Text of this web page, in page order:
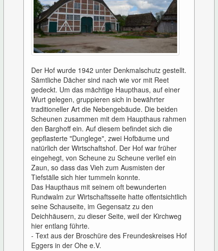
Der Hof wurde 1942 unter Denkmalschutz gestellt.
Sämtliche Dächer sind nach wie vor mit Reet
gedeckt. Um das mächtige Haupthaus, auf einer
Wurt gelegen, gruppieren sich in bewährter
traditioneller Art die Nebengebäude. Die beiden
Scheunen zusammen mit dem Haupthaus rahmen
den Barghoff ein. Auf diesem befindet sich die
gepflasterte "Dunglege", zwei Hofbäume und
natürlich der Wirtschaftshof. Der Hof war früher
eingehegt, von Scheune zu Scheune verlief ein
Zaun, so dass das Vieh zum Ausmisten der
Tiefställe sich hier tummeln konnte.
Das Haupthaus mit seinem oft bewunderten
Rundwalm zur Wirtschaftsseite hatte offentsichtlich
seine Schauseite, im Gegensatz zu den
Deichhäusern, zu dieser Seite, weil der Kirchweg
hier entlang führte.
- Text aus der Broschüre des Freundeskreises Hof
Eggers in der Ohe e.V.